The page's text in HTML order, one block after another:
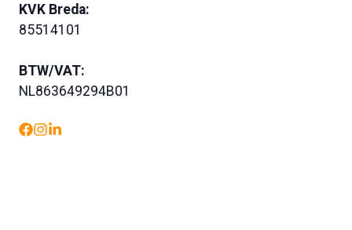
KVK Breda:
85514101
BTW/VAT:
NL863649294B01